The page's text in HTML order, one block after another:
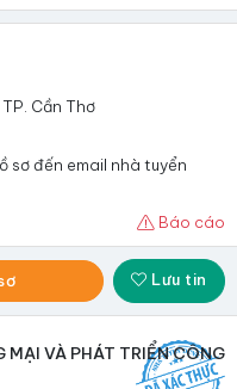
Cần Thơ
sơ đến email nhà tuyển
Báo cáo
Lưu tin
MẠI VÀ PHÁT TRIỂN CÔNG